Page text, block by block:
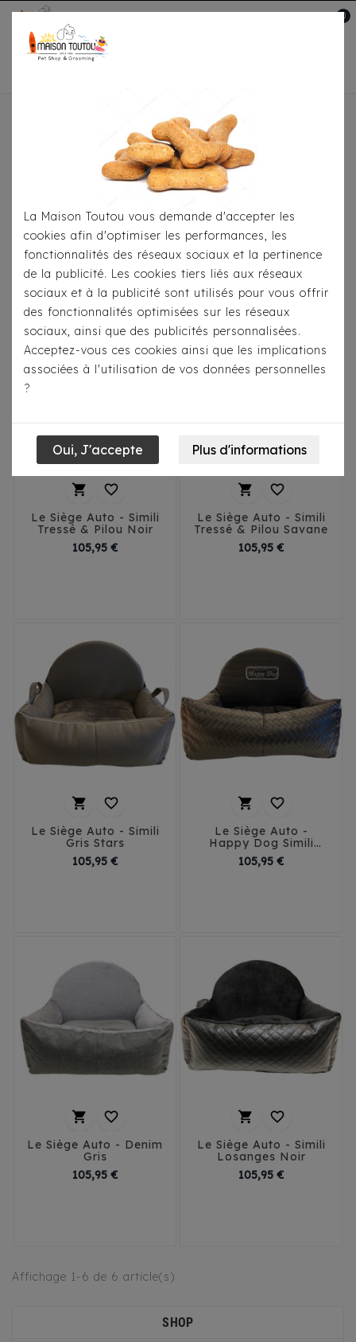
0
Toutou® Handmade
 
Le Siège Auto - Simili
Tressé & Pilou Noir
105,95 €Prix
 
Le Siège Auto - Simili
Tressé & Pilou Savane
105,95 €Prix
 
Le Siège Auto - Simili
Gris Stars
105,95 €Prix
 
Le Siège Auto -
Happy Dog Simili
Tressé Noir
105,95 €Prix
 
Le Siège Auto - Denim
Gris
105,95 €Prix
 
Le Siège Auto - Simili
Losanges Noir
105,95 €Prix
Affichage 1-6 de 6 article(s)
SHOP
La Maison Toutou vous demande d'accepter les
cookies afin d'optimiser les performances, les
fonctionnalités des réseaux sociaux et la pertinence
de la publicité. Les cookies tiers liés aux réseaux
sociaux et à la publicité sont utilisés pour vous offrir
des fonctionnalités optimisées sur les réseaux
sociaux, ainsi que des publicités personnalisées.
Acceptez-vous ces cookies ainsi que les implications
associées à l'utilisation de vos données personnelles
?